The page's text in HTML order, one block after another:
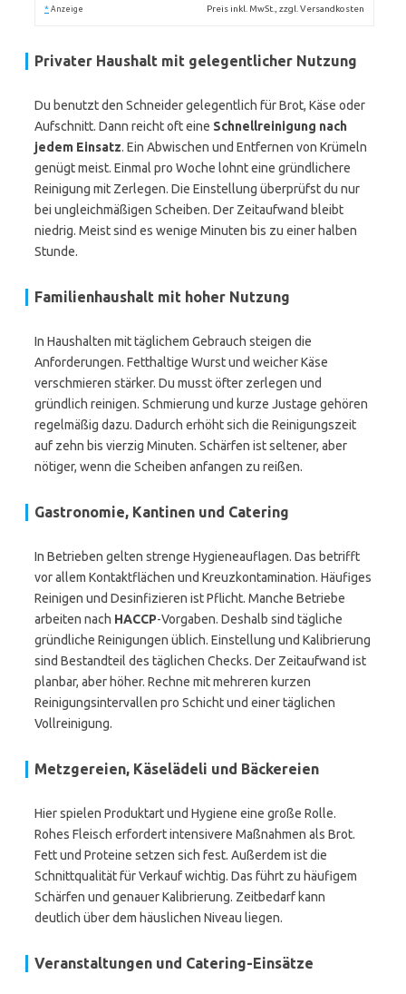
* Anzeige Preis inkl. MwSt., zzgl. Versandkosten
Privater Haushalt mit gelegentlicher Nutzung
Du benutzt den Schneider gelegentlich für Brot, Käse oder
Aufschnitt. Dann reicht oft eine Schnellreinigung nach
jedem Einsatz. Ein Abwischen und Entfernen von Krümeln
genügt meist. Einmal pro Woche lohnt eine gründlichere
Reinigung mit Zerlegen. Die Einstellung überprüfst du nur
bei ungleichmäßigen Scheiben. Der Zeitaufwand bleibt
niedrig. Meist sind es wenige Minuten bis zu einer halben
Stunde.
Familienhaushalt mit hoher Nutzung
In Haushalten mit täglichem Gebrauch steigen die
Anforderungen. Fetthaltige Wurst und weicher Käse
verschmieren stärker. Du musst öfter zerlegen und
gründlich reinigen. Schmierung und kurze Justage gehören
regelmäßig dazu. Dadurch erhöht sich die Reinigungszeit
auf zehn bis vierzig Minuten. Schärfen ist seltener, aber
nötiger, wenn die Scheiben anfangen zu reißen.
Gastronomie, Kantinen und Catering
In Betrieben gelten strenge Hygieneauflagen. Das betrifft
vor allem Kontaktflächen und Kreuzkontamination. Häufiges
Reinigen und Desinfizieren ist Pflicht. Manche Betriebe
arbeiten nach HACCP-Vorgaben. Deshalb sind tägliche
gründliche Reinigungen üblich. Einstellung und Kalibrierung
sind Bestandteil des täglichen Checks. Der Zeitaufwand ist
planbar, aber höher. Rechne mit mehreren kurzen
Reinigungsintervallen pro Schicht und einer täglichen
Vollreinigung.
Metzgereien, Käselädeli und Bäckereien
Hier spielen Produktart und Hygiene eine große Rolle.
Rohes Fleisch erfordert intensivere Maßnahmen als Brot.
Fett und Proteine setzen sich fest. Außerdem ist die
Schnittqualität für Verkauf wichtig. Das führt zu häufigem
Schärfen und genauer Kalibrierung. Zeitbedarf kann
deutlich über dem häuslichen Niveau liegen.
Veranstaltungen und Catering-Einsätze